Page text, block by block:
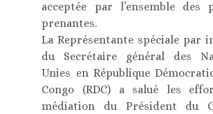
acceptée par l’ensemble des
prenantes.
La Représentante spéciale par
du Secrétaire général des
Unies en République
Congo (RDC) a salué les
médiation du Président du